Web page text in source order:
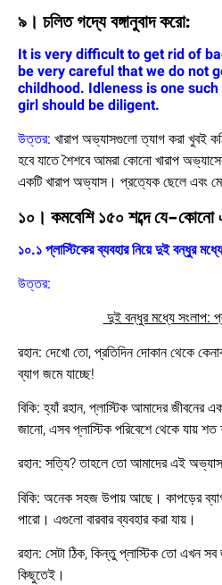
৯। চলিত গদ্যে বঙ্গানুবাদ করো:
It is very difficult to get rid of
be very careful that we do not
childhood. Idleness is one
girl should be diligent.
উত্তর: খারাপ অভ্যাসগুলো ত্যাগ করা খুবই
হবে যাতে শৈশবে আমরা কোনো খারাপ
একটি খারাপ অভ্যাস। প্রত্যেক ছেলে এবং
১০। কমবেশি ১৫০ শব্দে যে-
১০.১ প্লাস্টিকের ব্যবহার নিয়ে দুই বন্ধুর
উত্তর:
দুই বন্ধুর মধ্যে সংলাপ:
রহান: দেখো তো, প্রতিদিন দোকান থেকে
ব্যাগ জমে যাচ্ছে!
বিকি:হ্যাঁ রহান, প্লাস্টিক আমাদের জীবনের
জানো, এসব প্লাস্টিক পরিবেশে থেকে যায়
রহান: সত্যি? তাহলে তো আমাদের এই অভ্যাস
বিকি: অনেক সহজ উপায় আছে। কাপড়ের ব্যাগ
পারো। এগুলো বারবার ব্যবহার করা যায়।
রহান: সেটা ঠিক, কিন্তু প্লাস্টিক তো এখন
কিছুতেই।